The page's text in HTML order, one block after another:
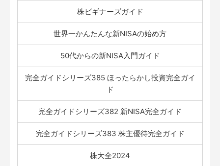
株ビギナーズガイド
世界一かんたんな新NISAの始め方
50代からの新NISA入門ガイド
完全ガイドシリーズ385 ほったらかし投資完全ガイ
ド
完全ガイドシリーズ382 新NISA完全ガイド
完全ガイドシリーズ383 株主優待完全ガイド
株大全2024